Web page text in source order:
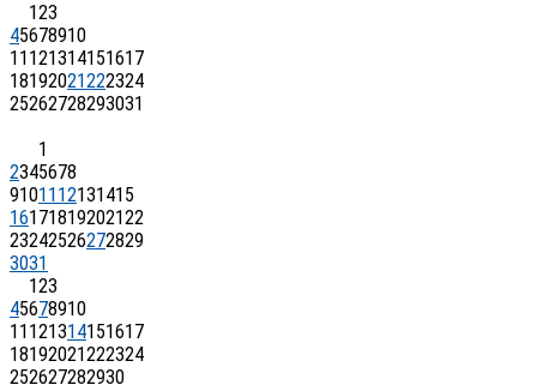
123
45678910
11 121314151617
18192021222324
25262728293031
1
2345678
91011 12131415
16171819202122
23242526272829
3031
123
45678910
11 121314151617
18192021222324
252627282930